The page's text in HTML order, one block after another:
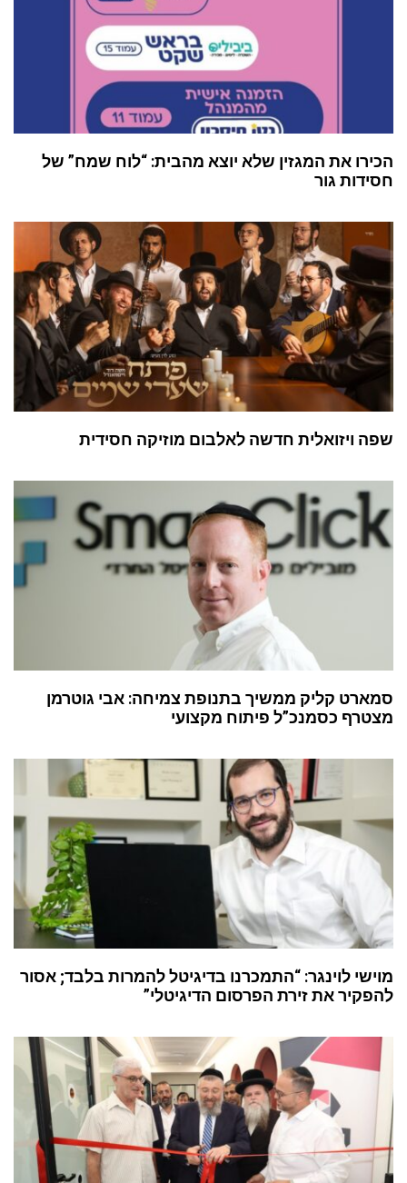
הכירו את המגזין שלא יוצא מהבית: “לוח שמח” של
חסידות גור
שפה ויזואלית חדשה לאלבום מוזיקה חסידית
סמארט קליק ממשיך בתנופת צמיחה: אבי גוטרמן
מצטרף כסמנכ”ל פיתוח מקצועי
מוישי לוינגר: “התמכרנו בדיגיטל להמרות בלבד; אסור
להפקיר את זירת הפרסום הדיגיטלי”